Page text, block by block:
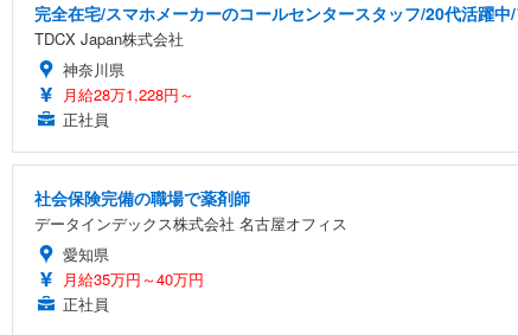
完全在宅/スマホメーカーのコールセンタースタッフ/20代活躍
TDCX Japan株式会社
神奈川県
月給28万1,228円～
正社員
社会保険完備の職場で薬剤師
データインデックス株式会社 名古屋オフィス
愛知県
月給35万円～40万円
正社員